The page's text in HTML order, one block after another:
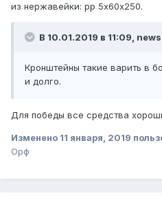
из нержавейки: рр 5х60х250.
В 10.01.2019 в 11:09,
Кронштейны такие варить в
и долго.
Для победы все средства
Изменено 11 января, 2019
Орф